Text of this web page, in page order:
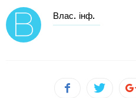
Влас. інф.